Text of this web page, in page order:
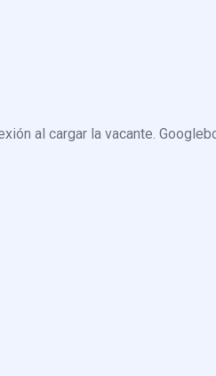
al cargar la vacante.